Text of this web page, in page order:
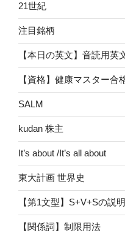
21世紀
注目銘柄
【本日の英文】音読用英
【資格】健康マスター
SALM
kudan 株主
It’s about /It’s all about
東大計画 世界史
【第1文型】S+V+Sの説明
【関係詞】制限用法